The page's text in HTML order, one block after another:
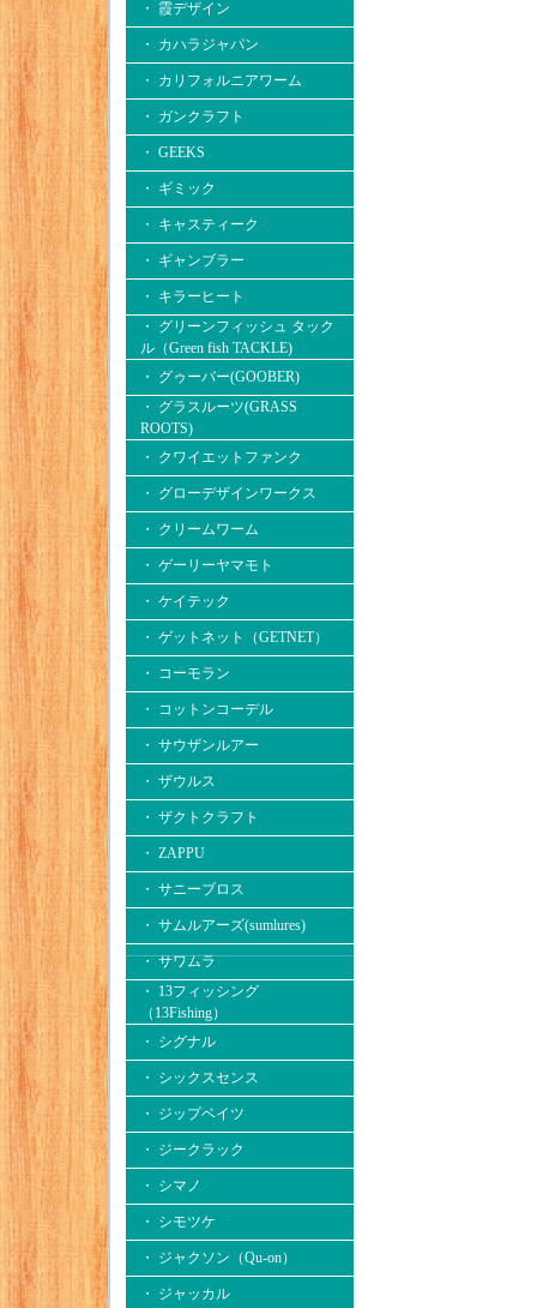
・ 霞デザイン
・ カハラジャパン
・ カリフォルニアワーム
・ ガンクラフト
・ GEEKS
・ ギミック
・ キャスティーク
・ ギャンブラー
・ キラーヒート
・ グリーンフィッシュ タック
ル（Green fish TACKLE)
・ グゥーバー(GOOBER)
・ グラスルーツ(GRASS
ROOTS)
・ クワイエットファンク
・ グローデザインワークス
・ クリームワーム
・ ゲーリーヤマモト
・ ケイテック
・ ゲットネット（GETNET）
・ コーモラン
・ コットンコーデル
・ サウザンルアー
・ ザウルス
・ ザクトクラフト
・ ZAPPU
・ サニーブロス
・ サムルアーズ(sumlures)
・ サワムラ
・ 13フィッシング
（13Fishing）
・ シグナル
・ シックスセンス
・ ジップベイツ
・ ジークラック
・ シマノ
・ シモツケ
・ ジャクソン（Qu-on）
・ ジャッカル